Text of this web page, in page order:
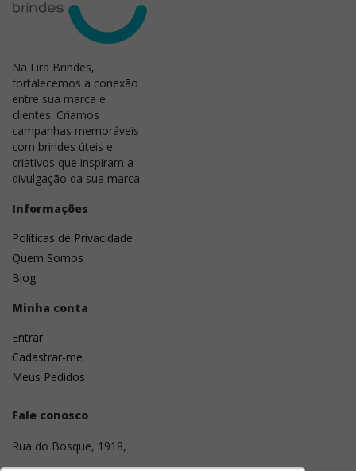
aplicações podem comprometer a durabilidade, a
definição dos detalhes e o desempenho da
Na Lira Brindes,
fortalecemos a conexão
entre sua marca e
clientes. Criamos
campanhas memoráveis
com brindes úteis e
criativos que inspiram a
divulgação da sua marca.
Informações
Políticas de Privacidade
Quem Somos
Blog
Minha conta
Entrar
Cadastrar-me
Meus Pedidos
Fale conosco
Rua do Bosque, 1918,